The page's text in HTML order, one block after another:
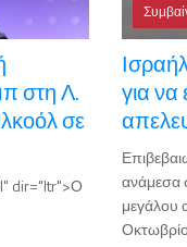
στη Λ.
σε
dir="ltr">Ο
για να
ανάμεσα
μεγάλου